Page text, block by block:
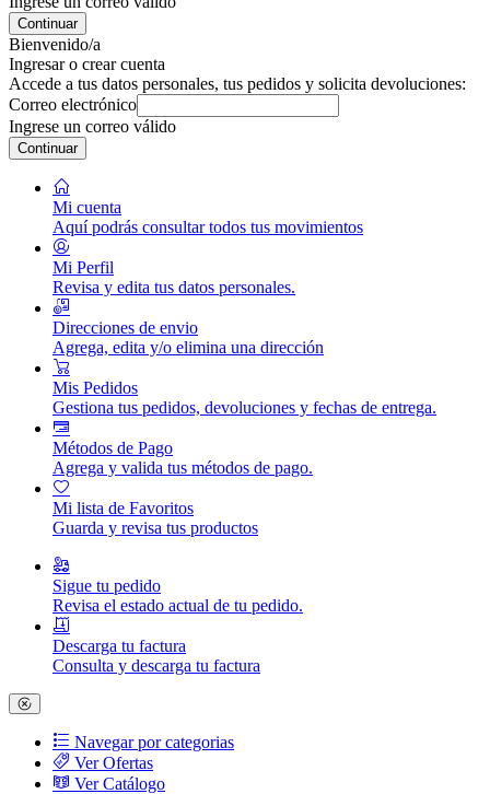
Continuar
Bienvenido/a
Ingresar o crear cuenta
Accede a tus datos personales, tus pedidos y solicita devoluciones:
Correo electrónico
Ingrese un correo válido
Continuar
Mi cuenta
Aquí podrás consultar todos tus movimientos
Mi Perfil
Revisa y edita tus datos personales.
Direcciones de envio
Agrega, edita y/o elimina una dirección
Mis Pedidos
Gestiona tus pedidos, devoluciones y fechas de entrega.
Métodos de Pago
Agrega y valida tus métodos de pago.
Mi lista de Favoritos
Guarda y revisa tus productos
Sigue tu pedido
Revisa el estado actual de tu pedido.
Descarga tu factura
Consulta y descarga tu factura
Navegar por categorias
Ver Ofertas
Ver Catálogo